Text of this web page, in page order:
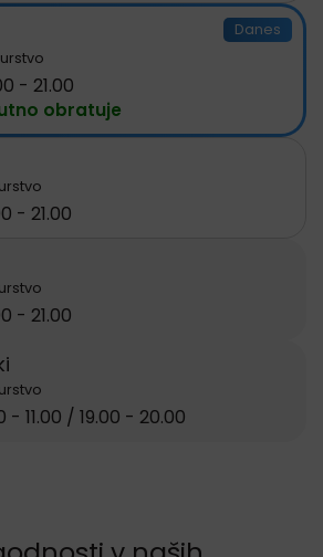
Danes
- 21.00
obratuje
- 21.00
- 21.00
- 11.00 / 19.00 - 20.00